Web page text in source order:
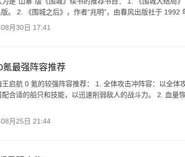
。 2. 《围城之后》，作者“兆明”，由春风出版社于 1992
月30日 17:41
氪最强阵容推荐
王启航 0 氪的较强阵容推荐： 1. 全体攻击冲阵容：以全体
配合适的船只和技能，以迅速削弱敌人的战斗力。 2. 血量
月25日 21:44